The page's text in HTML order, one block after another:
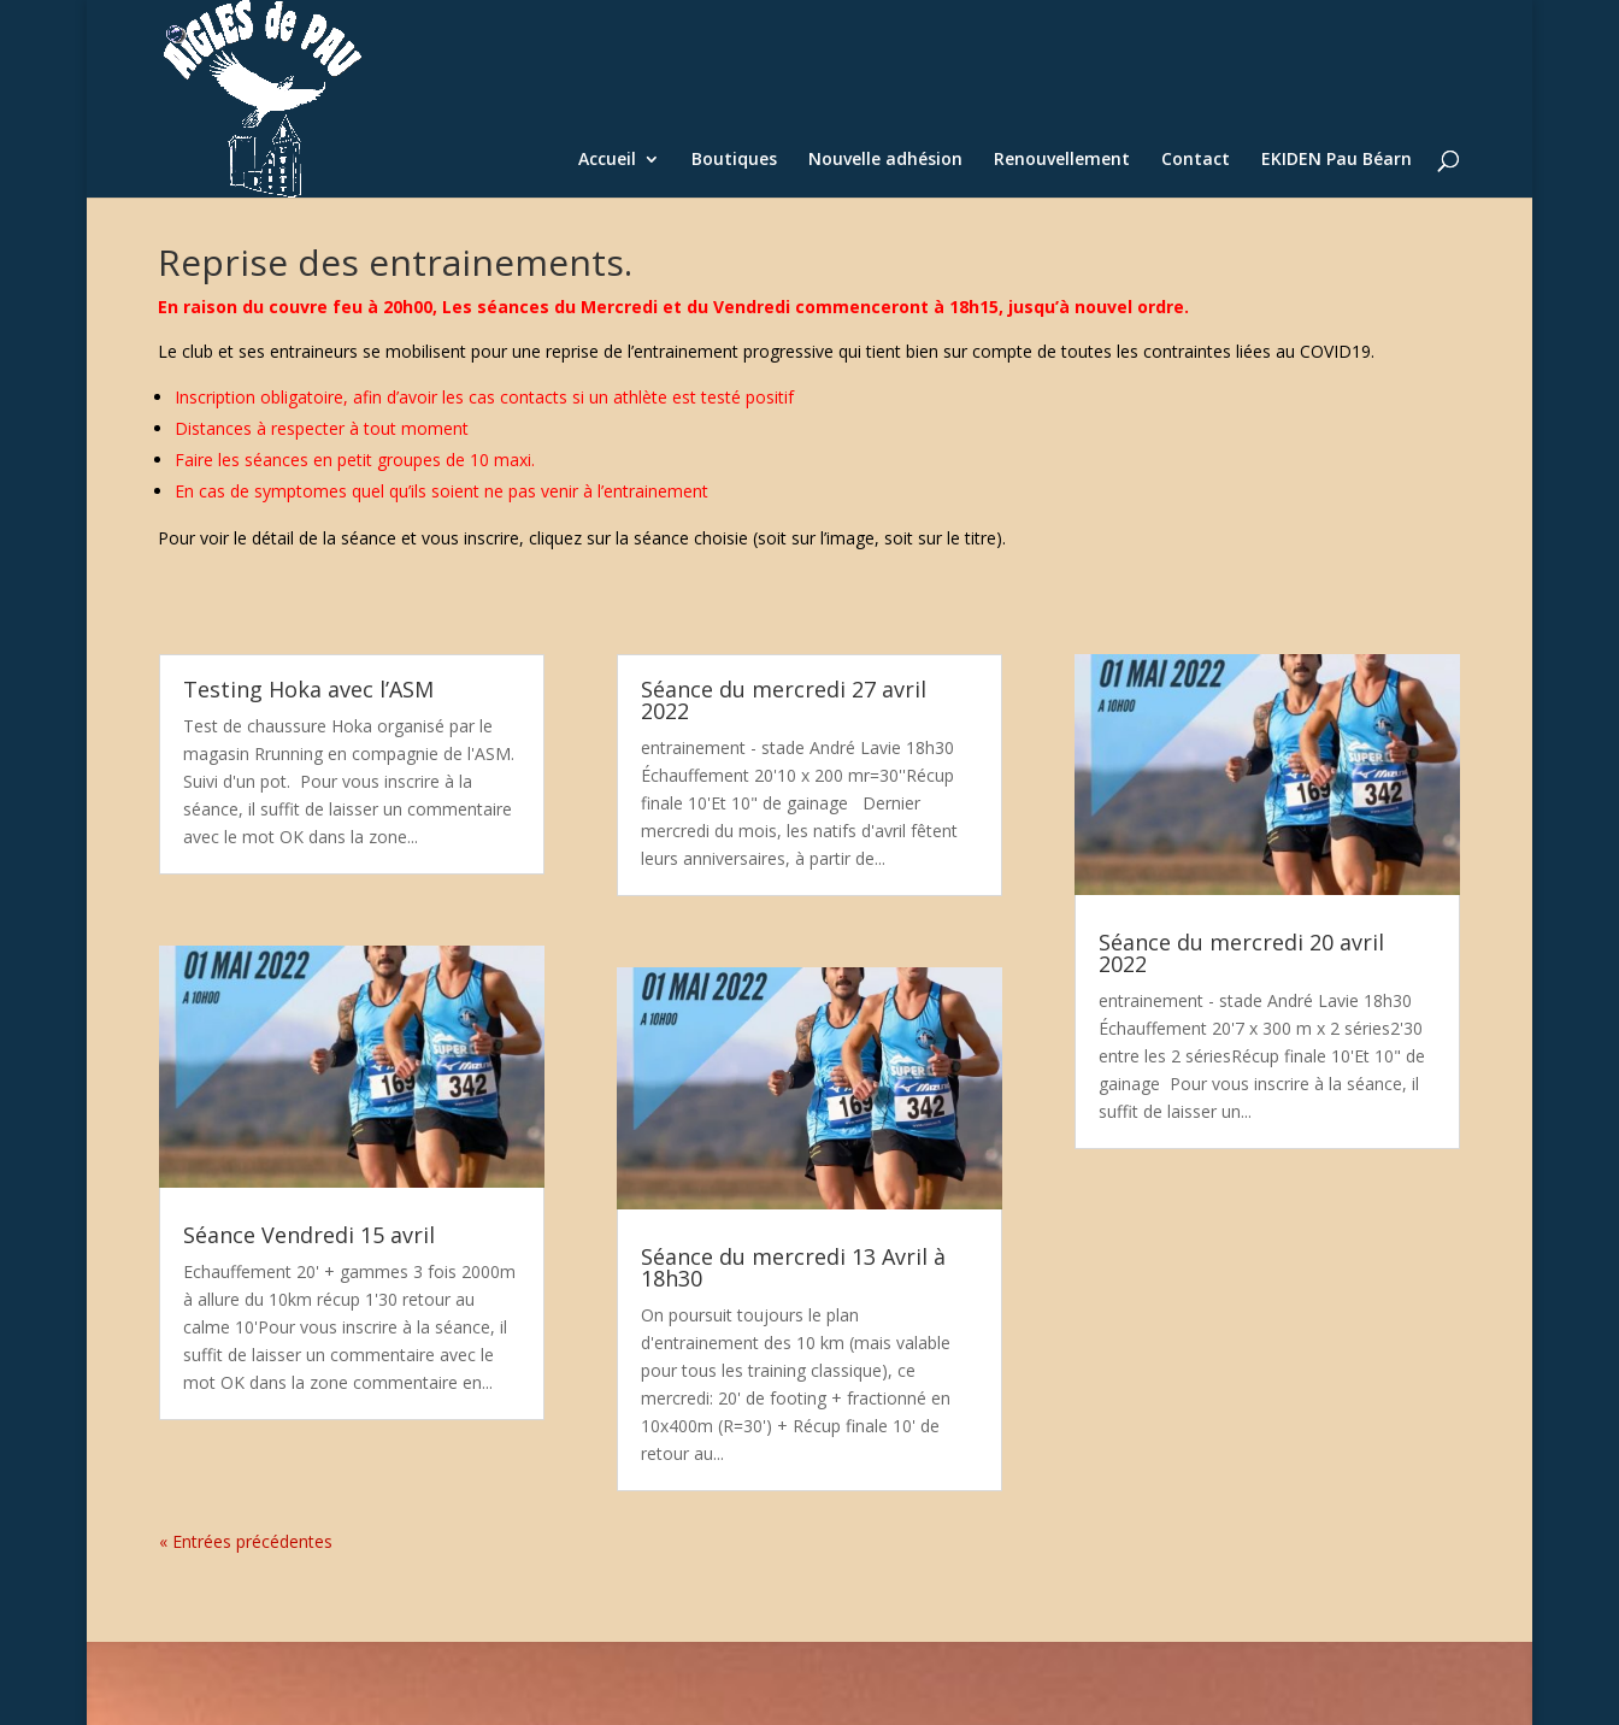
Accueil Boutiques Nouvelle adhésion Renouvellement Contact EKIDEN Pau Béarn
Reprise des entrainements.
En raison du couvre feu à 20h00, Les séances du Mercredi et du Vendredi commenceront à 18h15, jusqu’à nouvel ordre.
Le club et ses entraineurs se mobilisent pour une reprise de l’entrainement progressive qui tient bien sur compte de toutes les contraintes liées au COVID19.
Inscription obligatoire, afin d’avoir les cas contacts si un athlète est testé positif
Distances à respecter à tout moment
Faire les séances en petit groupes de 10 maxi.
En cas de symptomes quel qu’ils soient ne pas venir à l’entrainement
Pour voir le détail de la séance et vous inscrire, cliquez sur la séance choisie (soit sur l’image, soit sur le titre).
Testing Hoka avec l’ASM
Test de chaussure Hoka organisé par le
magasin Rrunning en compagnie de l'ASM.
Suivi d'un pot. Pour vous inscrire à la
séance, il suffit de laisser un commentaire
avec le mot OK dans la zone...
Séance Vendredi 15 avril
Echauffement 20' + gammes 3 fois 2000m
à allure du 10km récup 1'30 retour au
calme 10'Pour vous inscrire à la séance, il
suffit de laisser un commentaire avec le
mot OK dans la zone commentaire en...
Séance du mercredi 27 avril
2022
entrainement - stade André Lavie 18h30
Échauffement 20'10 x 200 mr=30''Récup
finale 10'Et 10" de gainage Dernier
mercredi du mois, les natifs d'avril fêtent
leurs anniversaires, à partir de...
Séance du mercredi 13 Avril à
18h30
On poursuit toujours le plan
d'entrainement des 10 km (mais valable
pour tous les training classique), ce
mercredi: 20' de footing + fractionné en
10x400m (R=30') + Récup finale 10' de
retour au...
Séance du mercredi 20 avril
2022
entrainement - stade André Lavie 18h30
Échauffement 20'7 x 300 m x 2 séries2'30
entre les 2 sériesRécup finale 10'Et 10" de
gainage Pour vous inscrire à la séance, il
suffit de laisser un...
« Entrées précédentes